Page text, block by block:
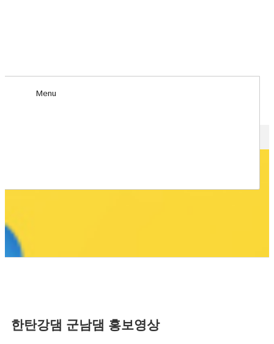
Menu
한탄강댐 군남댐 홍보영상